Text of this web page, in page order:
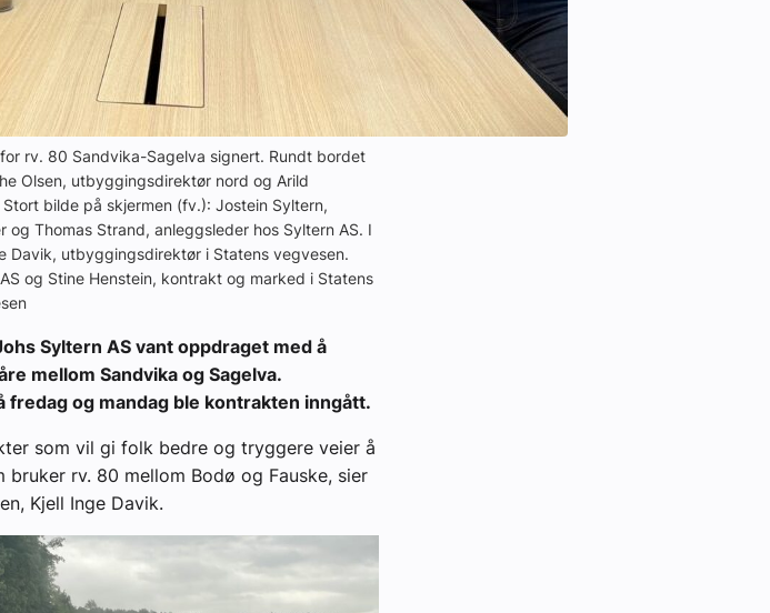
rv. 80 Sandvika-Sagelva signert. Rundt bordet
Olsen, utbyggingsdirektør nord og Arild
bilde på skjermen (fv.): Jostein Syltern,
Thomas Strand, anleggsleder hos Syltern AS. I
Davik, utbyggingsdirektør i Statens vegvesen.
og Stine Henstein, kontrakt og marked i Statens
Syltern AS vant oppdraget med å
mellom Sandvika og Sagelva.
og mandag ble kontrakten inngått.
som vil gi folk bedre og tryggere veier å
rv. 80 mellom Bodø og Fauske, sier
Kjell Inge Davik.